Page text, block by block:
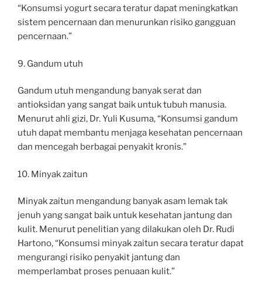
“Konsumsi yogurt secara teratur dapat meningkatkan
sistem pencernaan dan menurunkan risiko gangguan
pencernaan.”
9. Gandum utuh
Gandum utuh mengandung banyak serat dan
antioksidan yang sangat baik untuk tubuh manusia.
Menurut ahli gizi, Dr. Yuli Kusuma, “Konsumsi gandum
utuh dapat membantu menjaga kesehatan pencernaan
dan mencegah berbagai penyakit kronis.”
10. Minyak zaitun
Minyak zaitun mengandung banyak asam lemak tak
jenuh yang sangat baik untuk kesehatan jantung dan
kulit. Menurut penelitian yang dilakukan oleh Dr. Rudi
Hartono, “Konsumsi minyak zaitun secara teratur dapat
mengurangi risiko penyakit jantung dan
memperlambat proses penuaan kulit.”